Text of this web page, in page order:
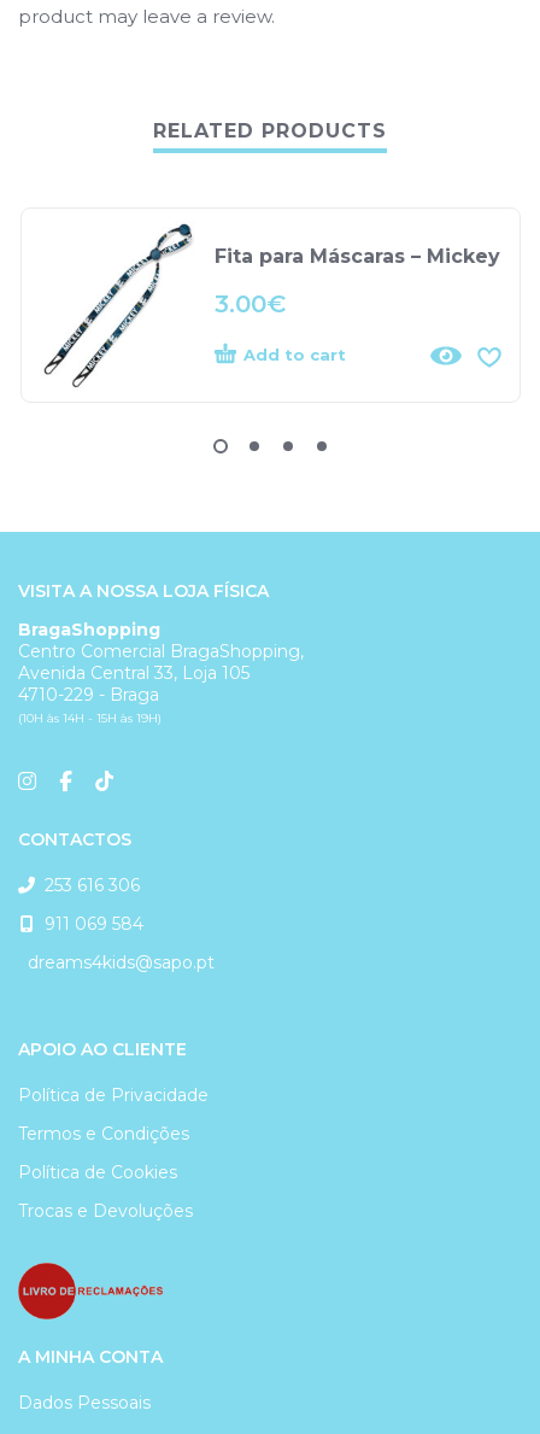
product may leave a review.
RELATED PRODUCTS
Fita para Máscaras – Mickey
3.00€
Add to cart
VISITA A NOSSA LOJA FÍSICA
BragaShopping
Centro Comercial BragaShopping,
Avenida Central 33, Loja 105
4710-229 - Braga
(10H às 14H - 15H às 19H)
CONTACTOS
253 616 306
911 069 584
dreams4kids@sapo.pt
APOIO AO CLIENTE
Política de Privacidade
Termos e Condições
Política de Cookies
Trocas e Devoluções
A MINHA CONTA
Dados Pessoais